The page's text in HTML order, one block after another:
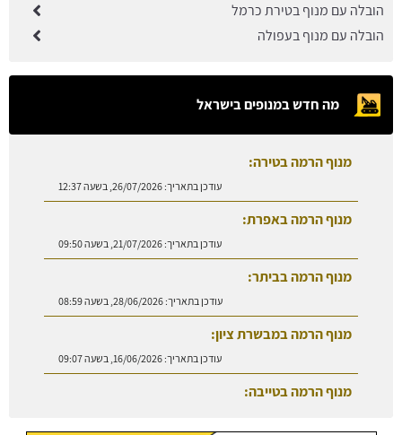
הובלה עם מנוף בטירת כרמל
הובלה עם מנוף בעפולה
מה חדש במנופים בישראל
מנוף הרמה בטירה:
עודכן בתאריך:26/07/2026, בשעה 12:37
מנוף הרמה באפרת:
עודכן בתאריך:21/07/2026, בשעה 09:50
מנוף הרמה בביתר:
עודכן בתאריך:28/06/2026, בשעה 08:59
מנוף הרמה במבשרת ציון:
עודכן בתאריך:16/06/2026, בשעה 09:07
מנוף הרמה בטייבה: